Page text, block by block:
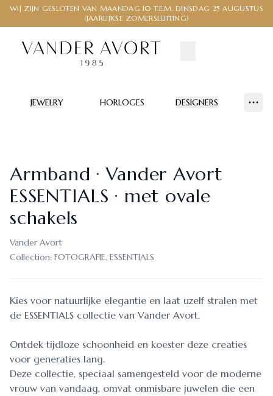
WIJ ZIJN GESLOTEN VAN MAANDAG 10 T.E.M. DINSDAG 25 AUGUSTUS
(JAARLIJKSE ZOMERSLUITING)
JEWELRY HORLOGES DESIGNERS
Armband · Vander Avort
ESSENTIALS · met ovale
schakels
Vander Avort
Collection: FOTOGRAFIE, ESSENTIALS
Kies voor natuurlijke elegantie en laat uzelf stralen met
de ESSENTIALS collectie van Vander Avort.
Ontdek tijdloze schoonheid en koester deze creaties
voor generaties lang.
Deze collectie, speciaal samengesteld voor de moderne
vrouw van vandaag, omvat onmisbare juwelen die een